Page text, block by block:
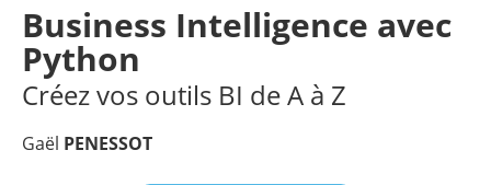
Business Intelligence avec
Python
Créez vos outils BI de A à Z
Gaël PENESSOT